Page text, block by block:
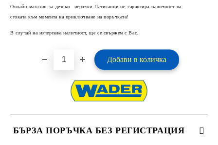
Онлайн магазин за детски играчки Патиланци не гарантира наличност на
стоката към момента на приключване на поръчката!
В случай на изчерпана наличност, ще се свържем с Вас.
БЪРЗА ПОРЪЧКА БЕЗ РЕГИСТРАЦИЯ